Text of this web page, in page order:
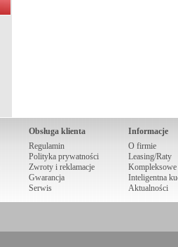
Obsługa klienta
Regulamin
Polityka prywatności
Zwroty i reklamacje
Gwarancja
Serwis
Informacje
O firmie
Leasing/Raty
Kompleksowe
Inteligentna
Aktualności